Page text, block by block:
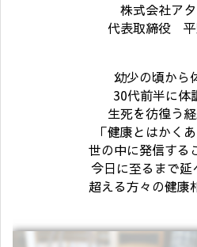
株式会社ア
代表取締役 平
幼少の頃から
30代前半に体
生死を彷徨う
「健康とはかく
世の中に発信する
今日に至るまで延
超える方々の健康